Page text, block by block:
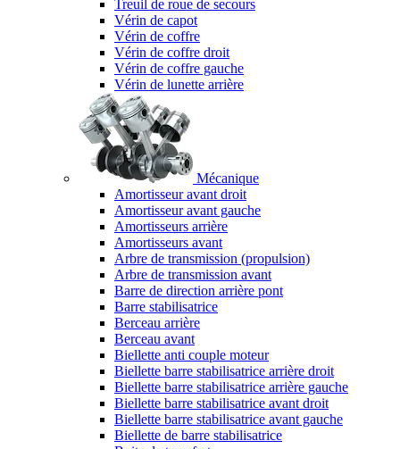
Treuil de roue de secours
Vérin de capot
Vérin de coffre
Vérin de coffre droit
Vérin de coffre gauche
Vérin de lunette arrière
Mécanique
Amortisseur avant droit
Amortisseur avant gauche
Amortisseurs arrière
Amortisseurs avant
Arbre de transmission (propulsion)
Arbre de transmission avant
Barre de direction arrière pont
Barre stabilisatrice
Berceau arrière
Berceau avant
Biellette anti couple moteur
Biellette barre stabilisatrice arrière droit
Biellette barre stabilisatrice arrière gauche
Biellette barre stabilisatrice avant droit
Biellette barre stabilisatrice avant gauche
Biellette de barre stabilisatrice